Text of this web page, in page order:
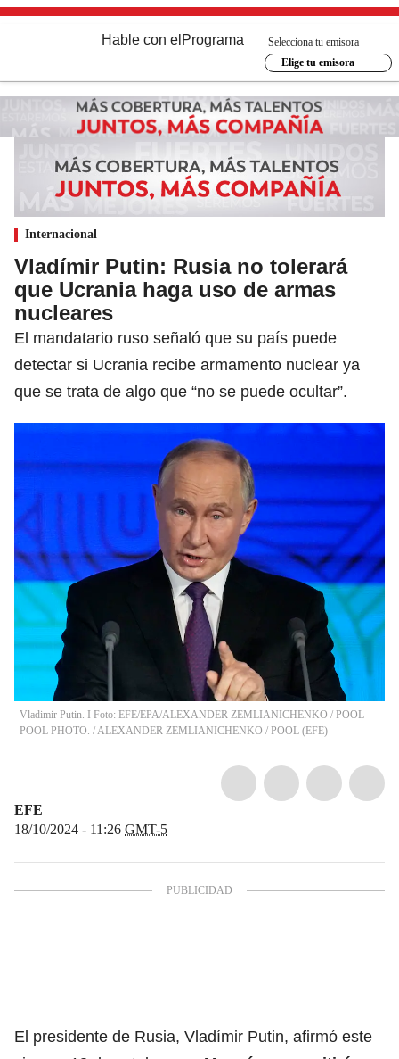
Hable con el Programa
Selecciona tu emisora
Elige tu emisora
Internacional
Vladímir Putin: Rusia no tolerará
que Ucrania haga uso de armas
nucleares
El mandatario ruso señaló que su país puede
detectar si Ucrania recibe armamento nuclear ya
que se trata de algo que “no se puede ocultar”.
Vladimir Putin. I Foto: EFE/EPA/ALEXANDER ZEMLIANICHENKO / POOL
POOL PHOTO. /ALEXANDER ZEMLIANICHENKO / POOL (EFE)
EFE
18/10/2024 - 11:26 GMT-5
El presidente de Rusia, Vladímir Putin, afirmó este